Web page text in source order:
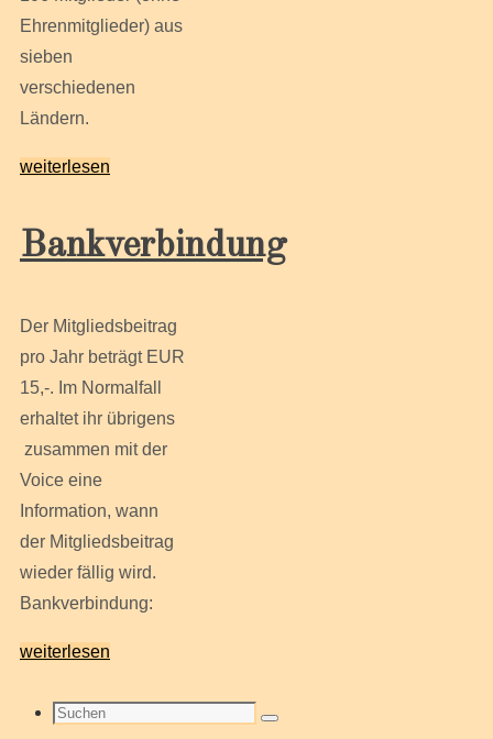
Ehrenmitglieder) aus
sieben
verschiedenen
Ländern.
weiterlesen
Bankverbindung
Der Mitgliedsbeitrag
pro Jahr beträgt EUR
15,-. Im Normalfall
erhaltet ihr übrigens
zusammen mit der
Voice eine
Information, wann
der Mitgliedsbeitrag
wieder fällig wird.
Bankverbindung:
weiterlesen
Suche
Suchen